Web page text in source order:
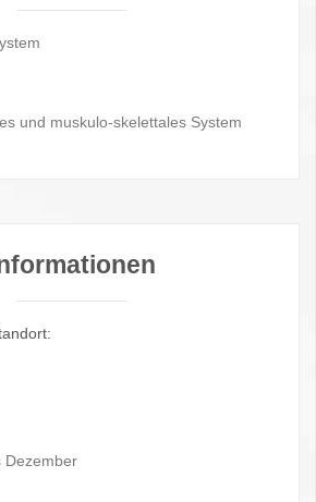
und muskulo-skelettales System
Dezember